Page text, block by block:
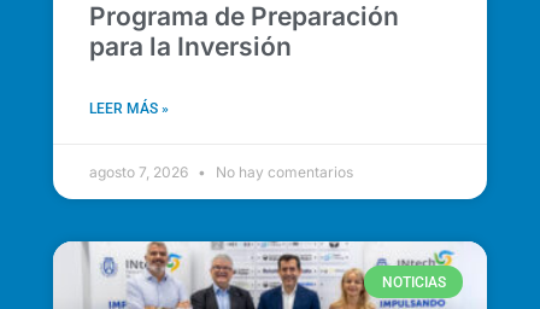
Programa de Preparación
para la Inversión
LEER MÁS »
agosto 7, 2026 No hay comentarios
NOTICIAS